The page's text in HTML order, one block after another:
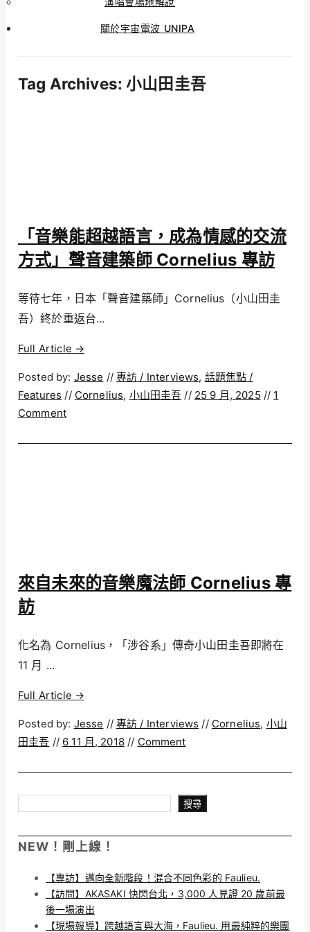
關於宇宙電波 UNIPA
Tag Archives:小山田圭吾
「音樂能超越語言，成為情感的交流
方式」聲音建築師 Cornelius 專訪
等待七年，日本「聲音建築師」Cornelius（小山田圭
吾）終於重返台...
Full Article →
Posted by: Jesse // 專訪 / Interviews, 話題焦點 /
Features // Cornelius, 小山田圭吾 // 25 9 月, 2025 // 1
Comment
來自未來的音樂魔法師 Cornelius 專
訪
化名為 Cornelius，「涉谷系」傳奇小山田圭吾即將在
11 月 ...
Full Article →
Posted by: Jesse // 專訪 / Interviews // Cornelius, 小山
田圭吾 // 6 11 月, 2018 // Comment
搜尋
NEW！剛上線！
【專訪】邁向全新階段！混合不同色彩的 Faulieu.
【訪問】AKASAKI 快閃台北，3,000 人見證 20 歲前最
後一場演出
【現場報導】跨越語言與大海，Faulieu. 用最純粹的樂團